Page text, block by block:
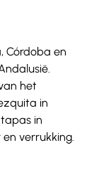
Córdoba en
het
in
in
en verrukking.